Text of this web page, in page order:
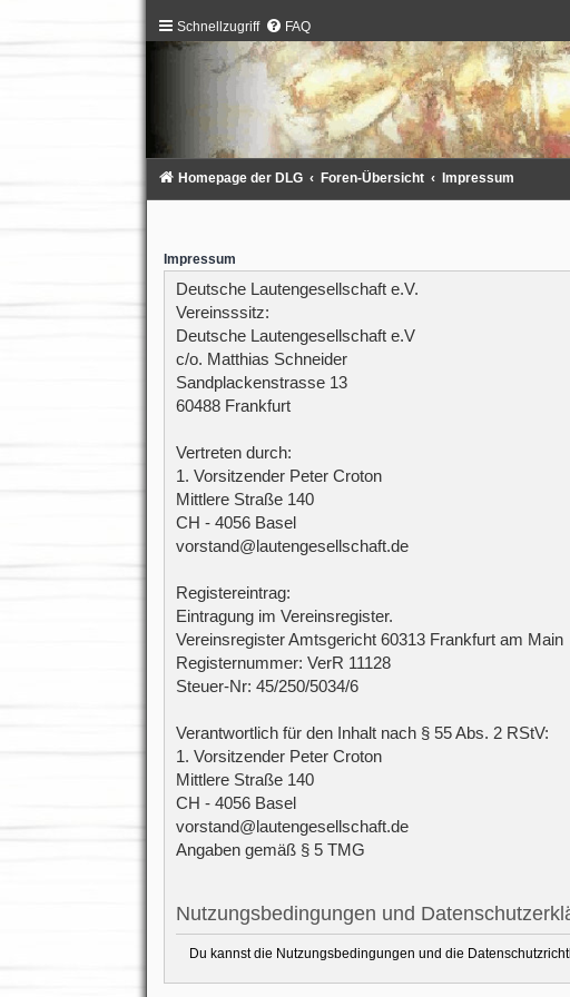
Schnellzugriff FAQ
Homepage der DLG Foren-Übersicht Impressum
Impressum
Deutsche Lautengesellschaft e.V.
Vereinsssitz:
Deutsche Lautengesellschaft e.V
c/o. Matthias Schneider
Sandplackenstrasse 13
60488 Frankfurt
Vertreten durch:
1. Vorsitzender Peter Croton
Mittlere Straße 140
CH - 4056 Basel
vorstand@lautengesellschaft.de
Registereintrag:
Eintragung im Vereinsregister.
Vereinsregister Amtsgericht 60313 Frankfurt am Main
Registernummer: VerR 11128
Steuer-Nr: 45/250/5034/6
Verantwortlich für den Inhalt nach § 55 Abs. 2 RStV:
1. Vorsitzender Peter Croton
Mittlere Straße 140
CH - 4056 Basel
vorstand@lautengesellschaft.de
Angaben gemäß § 5 TMG
Nutzungsbedingungen und
Du kannst die Nutzungsbedingungen und die